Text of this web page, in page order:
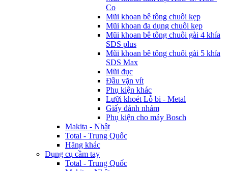
Co
Mũi khoan bê tông chuôi kẹp
Mũi khoan đa dụng chuôi kẹp
Mũi khoan bê tông chuôi gài 4 khía
SDS plus
Mũi khoan bê tông chuôi gài 5 khía
SDS Max
Mũi đục
Đầu vặn vít
Phụ kiện khác
Lưỡi khoét Lỗ bi - Metal
Giấy đánh nhám
Phụ kiện cho máy Bosch
Makita - Nhật
Total - Trung Quốc
Hãng khác
Dụng cụ cầm tay
Total - Trung Quốc